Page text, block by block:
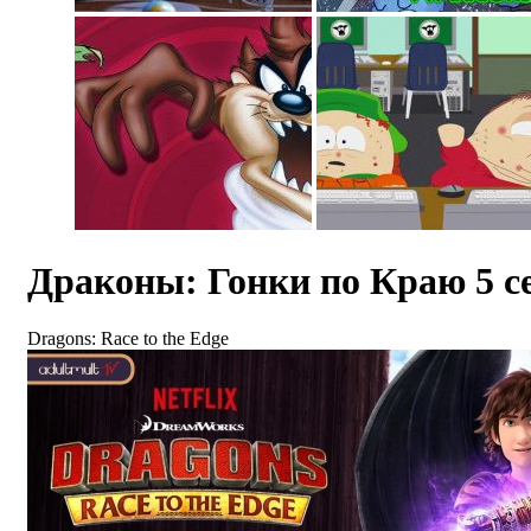
Драконы: Гонки по Краю 5
Dragons: Race to the Edge